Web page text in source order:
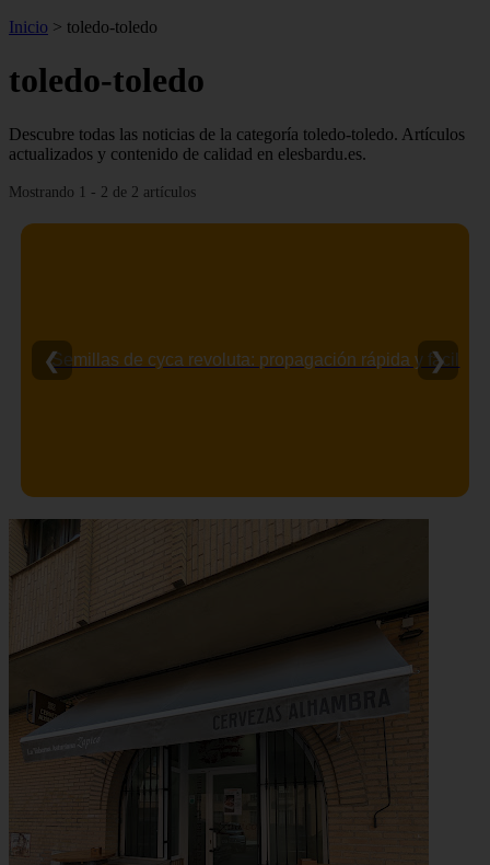
Inicio > toledo-toledo
toledo-toledo
Descubre todas las noticias de la categoría toledo-toledo. Artículos
actualizados y contenido de calidad en elesbardu.es.
Mostrando 1 - 2 de 2 artículos
Semillas de cyca revoluta: propagación rápida y fácil
❮ ❯